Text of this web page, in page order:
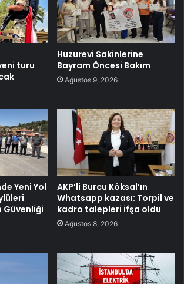
turu
Huzurevi Sakinlerine
Bayram Öncesi Bakım
Ağustos 9, 2026
Yeni Yol
Güvenliği
AKP’li Burcu Köksal’ın
Whatsapp kazası: Torpil ve
kadro talepleri ifşa oldu
Ağustos 8, 2026